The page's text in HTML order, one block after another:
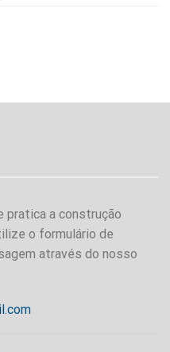
pratica a construção
o formulário de
através do nosso